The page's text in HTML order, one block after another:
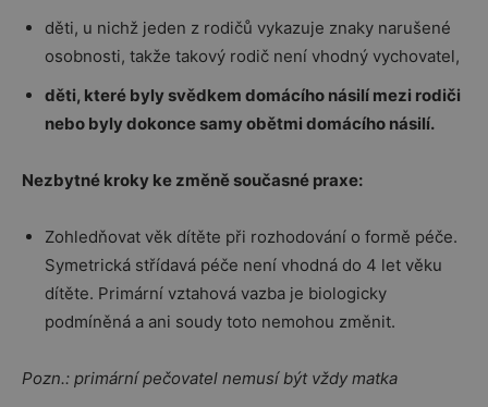
děti, u nichž jeden z rodičů vykazuje znaky narušené
osobnosti, takže takový rodič není vhodný vychovatel,
děti, které byly svědkem domácího násilí mezi rodiči
nebo byly dokonce samy obětmi domácího násilí.
Nezbytné kroky ke změně současné praxe:
Zohledňovat věk dítěte při rozhodování o formě péče.
Symetrická střídavá péče není vhodná do 4 let věku
dítěte. Primární vztahová vazba je biologicky
podmíněná a ani soudy toto nemohou změnit.
Pozn.: primární pečovatel nemusí být vždy matka